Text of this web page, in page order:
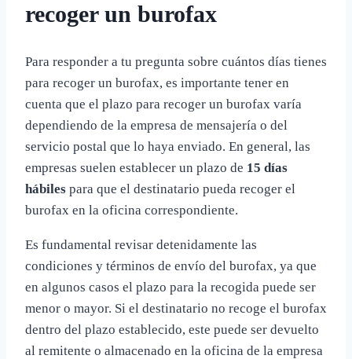
recoger un burofax
Para responder a tu pregunta sobre cuántos días tienes
para recoger un burofax, es importante tener en
cuenta que el plazo para recoger un burofax varía
dependiendo de la empresa de mensajería o del
servicio postal que lo haya enviado. En general, las
empresas suelen establecer un plazo de 15 días
hábiles para que el destinatario pueda recoger el
burofax en la oficina correspondiente.
Es fundamental revisar detenidamente las
condiciones y términos de envío del burofax, ya que
en algunos casos el plazo para la recogida puede ser
menor o mayor. Si el destinatario no recoge el burofax
dentro del plazo establecido, este puede ser devuelto
al remitente o almacenado en la oficina de la empresa